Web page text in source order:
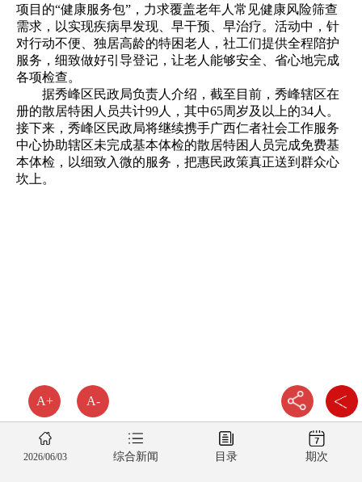
A+ A-
项目的“健康服务包”，力求覆盖老年人常见健康风险筛查
需求，以实现疾病早发现、早干预、早治疗。活动中，针
对行动不便、独居高龄的特困老人，社工们提供全程陪护
服务，细致做好引导登记，让老人能够安全、省心地完成
各项检查。
据秀峰区民政局负责人介绍，截至目前，秀峰辖区在
册的散居特困人员共计99人，其中65周岁及以上的34人。
接下来，秀峰区民政局将继续携手广西仁者社会工作服务
中心协助辖区未完成基本体检的散居特困人员完成免费基
本体检，以细致入微的服务，把惠民政策真正送到群众心
坎上。
2026/06/03 综合新闻 目录 期次